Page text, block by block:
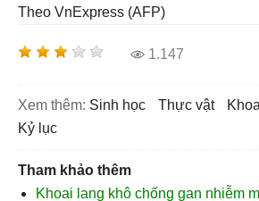
Theo VnExpress (AFP)
1.147
Xem thêm: sinh học thực vật
kỷ lục
Tham khảo thêm
Khoai lang khô chống gan nhiễm